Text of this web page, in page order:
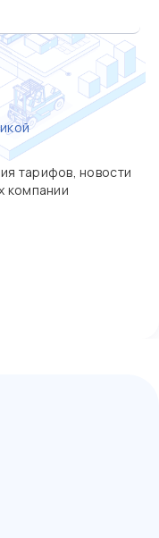
тарифов, новости
компании